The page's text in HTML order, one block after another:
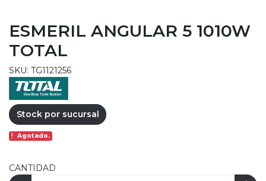
ESMERIL ANGULAR 5 1010W
TOTAL
SKU: TG1121256
Stock por sucursal
Agotado.
CANTIDAD